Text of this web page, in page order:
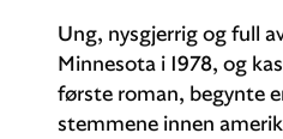
Ung, nysgjerrig og full
Minnesota i 1978, og
første roman, begynte
stemmene innen